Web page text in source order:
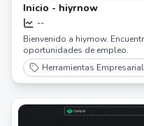
Inicio - hiyrnow
--
Bienvenido a hiyrnow.
oportunidades de empleo.
Herramientas